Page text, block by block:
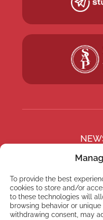
To provide the best
cookies to store and/or
to these technologies will
browsing behavior or
withdrawing consent, may
Subscribe